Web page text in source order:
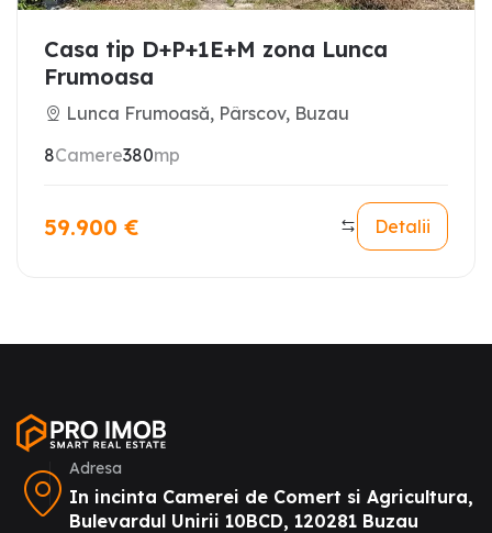
Casa tip D+P+1E+M zona Lunca
Frumoasa
Lunca Frumoasă, Pârscov, Buzau
8Camere380mp
59.900 € Detalii
Adresa
In incinta Camerei de Comert si Agricultura,
Bulevardul Unirii 10BCD, 120281 Buzau